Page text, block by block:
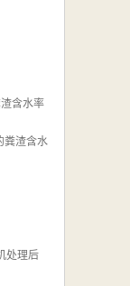
含水率
粪渣含水
处理后